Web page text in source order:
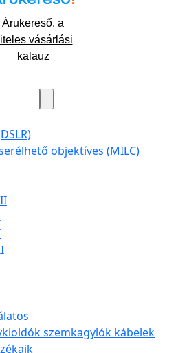
Árukereső, a
vásárlási
kalauz
objektíves (MILC)
szemkagylók kábelek